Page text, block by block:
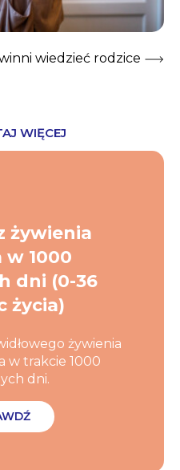
wiedzieć rodzice
WIĘCEJ
żywienia
w 1000
dni (0-36
życia)
żywienia
w trakcie 1000
dni.